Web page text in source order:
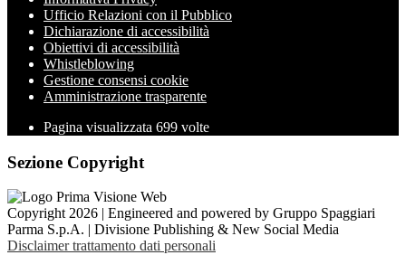
Ufficio Relazioni con il Pubblico
Dichiarazione di accessibilità
Obiettivi di accessibilità
Whistleblowing
Gestione consensi cookie
Amministrazione trasparente
Pagina visualizzata 699 volte
Sezione Copyright
Copyright 2026 | Engineered and powered by Gruppo Spaggiari
Parma S.p.A. | Divisione Publishing & New Social Media
Disclaimer trattamento dati personali